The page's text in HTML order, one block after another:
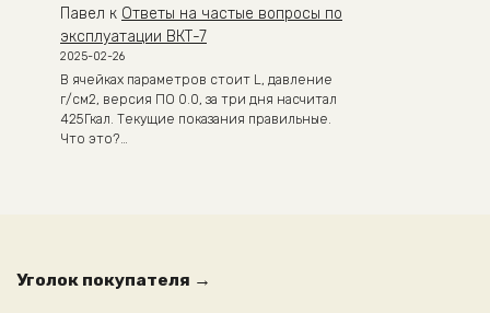
Павел к Ответы на частые вопросы по
эксплуатации ВКТ-7
2025-02-26
В ячейках параметров стоит L, давление
г/см2, версия ПО 0.0, за три дня насчитал
425Гкал. Текущие показания правильные.
Что это?…
Уголок покупателя →